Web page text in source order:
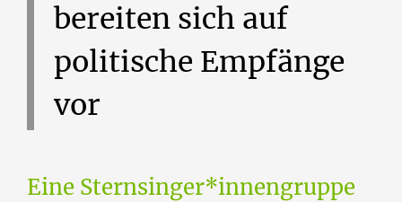
bereiten sich auf
politische Empfänge
vor
Eine Sternsinger*innengruppe